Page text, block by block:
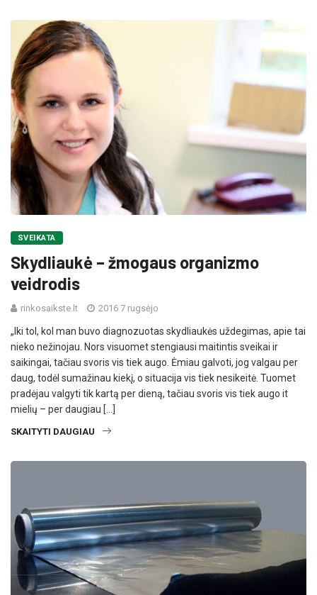
SVEIKATA
Skydliaukė – žmogaus organizmo
veidrodis
rinkosaikste.lt 2016 7 rugsėjo
„Iki tol, kol man buvo diagnozuotas skydliaukės uždegimas, apie tai
nieko nežinojau. Nors visuomet stengiausi maitintis sveikai ir
saikingai, tačiau svoris vis tiek augo. Ėmiau galvoti, jog valgau per
daug, todėl sumažinau kiekį, o situacija vis tiek nesikeitė. Tuomet
pradėjau valgyti tik kartą per dieną, tačiau svoris vis tiek augo it
mielių – per daugiau […]
SKAITYTI DAUGIAU